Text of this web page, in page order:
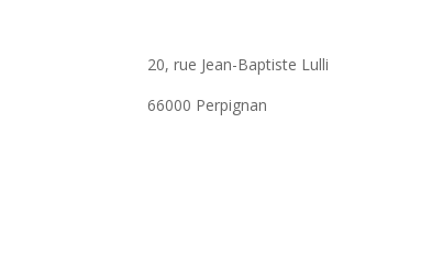
20, rue Jean-Baptiste Lulli
66000 Perpignan